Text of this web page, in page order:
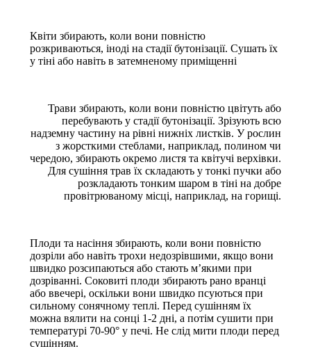
Квіти збирають, коли вони повністю
розкриваються, іноді на стадії бутонізації. Сушать їх
у тіні або навіть в затемненому приміщенні
Трави збирають, коли вони повністю цвітуть або
перебувають у стадії бутонізації. Зрізують всю
надземну частину на рівні нижніх листків. У рослин
з жорсткими стеблами, наприклад, полином чи
чередою, збирають окремо листя та квітучі верхівки.
Для сушіння трав їх складають у тонкі пучки або
розкладають тонким шаром в тіні на добре
провітрюваному місці, наприклад, на горищі.
Плоди та насіння збирають, коли вони повністю
дозріли або навіть трохи недозрівшими, якщо вони
швидко розсипаються або стають м’якими при
дозріванні. Соковиті плоди збирають рано вранці
або ввечері, оскільки вони швидко псуються при
сильному сонячному теплі. Перед сушінням їх
можна вялити на сонці 1-2 дні, а потім сушити при
температурі 70-90° у печі. Не слід мити плоди перед
сушінням.